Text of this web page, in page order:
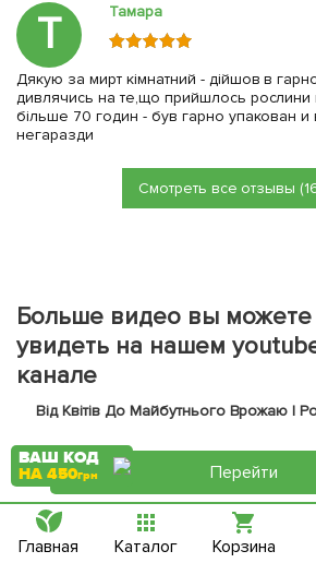
Т Тамара
Дякую за мирт кімнатний - дійшов в
дивлячись на те,що прийшлось рослини
більше 70 годин - був гарно упакован и
негаразди
Смотреть все отзывы
Больше видео вы можете
увидеть на нашем
канале
Від Квітів До Майбутнього Врожаю |
Перейти
Электронный
ВАШ КОД
НА 450грн
Главная Каталог Корзина